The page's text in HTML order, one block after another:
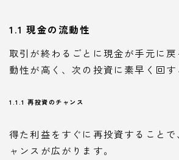
1.1 現金の流動性
取引が終わるごとに現金が手元に
動性が高く、次の投資に素早く回す
1.1.1 再投資のチャンス
得た利益をすぐに再投資すること
ャンスが広がります。